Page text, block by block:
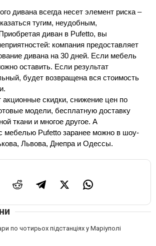
дивана всегда несет элемент риска –
тугим, неудобным,
диван в Pufetto, вы
компания предоставляет
дивана на 30 дней. Если мебель
оставить. Если результат
будет возвращена вся стоимость
акционные скидки, снижение цен по
модели, бесплатную доставку
ткани и многое другое. А
мебелью Pufetto заранее можно в шоу-
Львова, Днепра и Одессы.
по чотирьох підстанціях у Маріуполі